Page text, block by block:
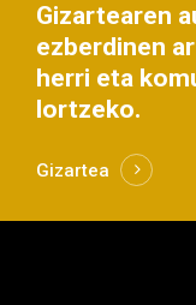
Gizartearen
ezberdinen
herri eta
lortzeko.
Gizartea